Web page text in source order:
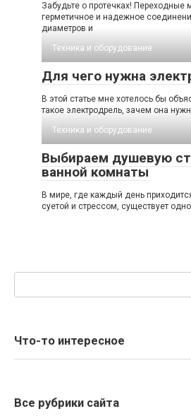
Забудьте о протечках! Переходные
герметичное и надежное
диаметров и
Техника и оборудование
Для чего нужна
В этой статье мне хотелось бы
такое электродрель, зачем она
Техника и оборудование
Выбираем душевую
ванной комнаты
В мире, где каждый день
суетой и стрессом, существует
Что-то интересное
Все рубрики сайта